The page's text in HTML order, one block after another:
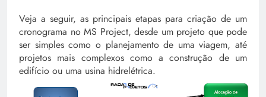
Veja a seguir, as principais etapas para criação de um
cronograma no MS Project, desde um projeto que pode
ser simples como o planejamento de uma viagem, até
projetos mais complexos como a construção de um
edifício ou uma usina hidrelétrica.